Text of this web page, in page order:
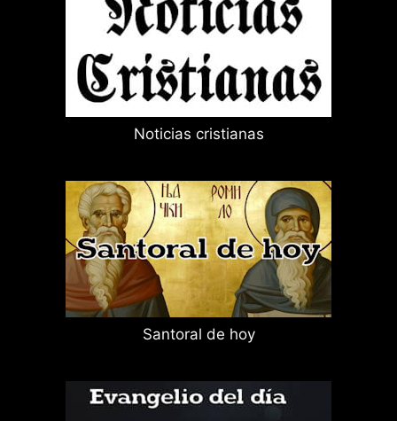
Noticias cristianas
Santoral de hoy